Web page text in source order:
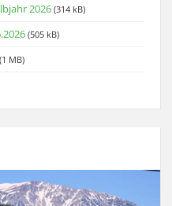
2026(314 kB)
(505 kB)
(1 MB)